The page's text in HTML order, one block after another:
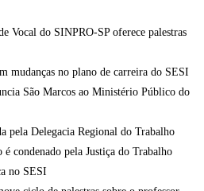
Vocal do SINPRO-SP oferece palestras
mudanças no plano de carreira do SESI
São Marcos ao Ministério Público do
pela Delegacia Regional do Trabalho
é condenado pela Justiça do Trabalho
no SESI